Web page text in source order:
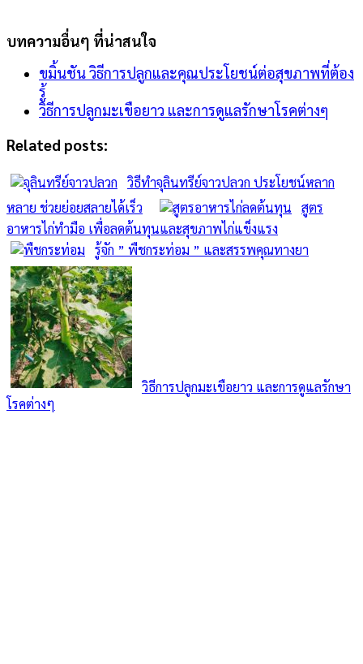
บทความอื่นๆ ที่น่าสนใจ
ขมิ้นชัน วิธีการปลูกและคุณประโยชน์ต่อสุขภาพที่ต้อง
รู้
วิธีการปลูกมะเขือยาว และการดูแลรักษาโรคต่างๆ
Related posts:
วิธีทำจุลินทรีย์จาวปลวก ประโยชน์หลาก
หลาย ช่วยย่อยสลายได้เร็ว
สูตร
อาหารไก่ทำมือ เพื่อลดต้นทุนและสุขภาพไก่แข็งแรง
รู้จัก ” พืชกระท่อม ” และสรรพคุณทางยา
วิธีการปลูกมะเขือยาว และการดูแลรักษา
โรคต่างๆ